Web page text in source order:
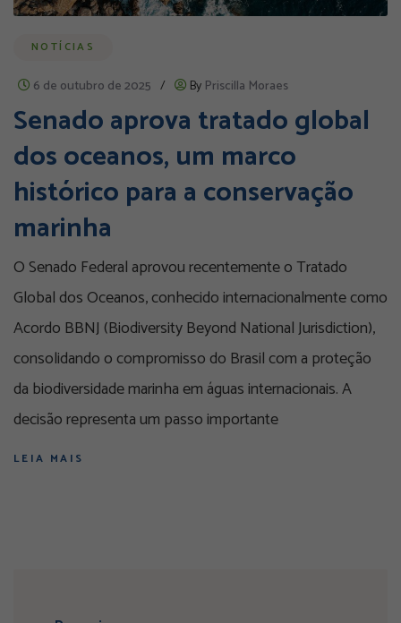
NOTÍCIAS
6 de outubro de 2025 / By Priscilla Moraes
Senado aprova tratado global
dos oceanos, um marco
histórico para a conservação
marinha
O Senado Federal aprovou recentemente o Tratado
Global dos Oceanos, conhecido internacionalmente como
Acordo BBNJ (Biodiversity Beyond National Jurisdiction),
consolidando o compromisso do Brasil com a proteção
da biodiversidade marinha em águas internacionais. A
decisão representa um passo importante
LEIA MAIS